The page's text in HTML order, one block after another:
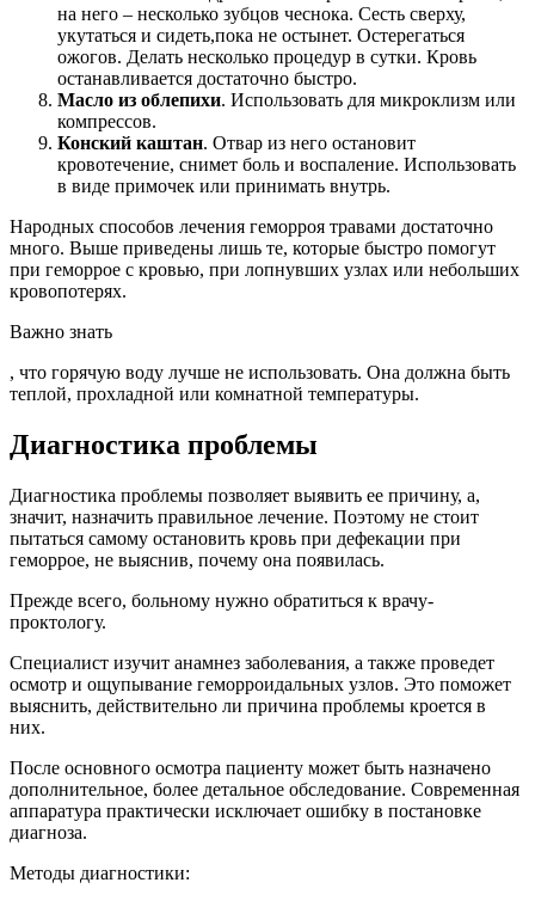
на него – несколько зубцов чеснока. Сесть сверху,
укутаться и сидеть,пока не остынет. Остерегаться
ожогов. Делать несколько процедур в сутки. Кровь
останавливается достаточно быстро.
Масло из облепихи. Использовать для микроклизм или
компрессов.
Конский каштан. Отвар из него остановит
кровотечение, снимет боль и воспаление. Использовать
в виде примочек или принимать внутрь.
Народных способов лечения геморроя травами достаточно
много. Выше приведены лишь те, которые быстро помогут
при геморрое с кровью, при лопнувших узлах или небольших
кровопотерях.
Важно знать
, что горячую воду лучше не использовать. Она должна быть
теплой, прохладной или комнатной температуры.
Диагностика проблемы
Диагностика проблемы позволяет выявить ее причину, а,
значит, назначить правильное лечение. Поэтому не стоит
пытаться самому остановить кровь при дефекации при
геморрое, не выяснив, почему она появилась.
Прежде всего, больному нужно обратиться к врачу-
проктологу.
Специалист изучит анамнез заболевания, а также проведет
осмотр и ощупывание геморроидальных узлов. Это поможет
выяснить, действительно ли причина проблемы кроется в
них.
После основного осмотра пациенту может быть назначено
дополнительное, более детальное обследование. Современная
аппаратура практически исключает ошибку в постановке
диагноза.
Методы диагностики: